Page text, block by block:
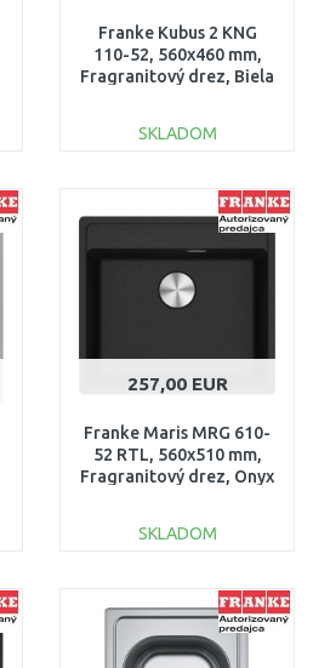
Franke Kubus 2 KNG
110-52, 560x460 mm,
Fragranitový drez, Biela
SKLADOM
257,00 EUR
Franke Maris MRG 610-
52 RTL, 560x510 mm,
Fragranitový drez, Onyx
SKLADOM